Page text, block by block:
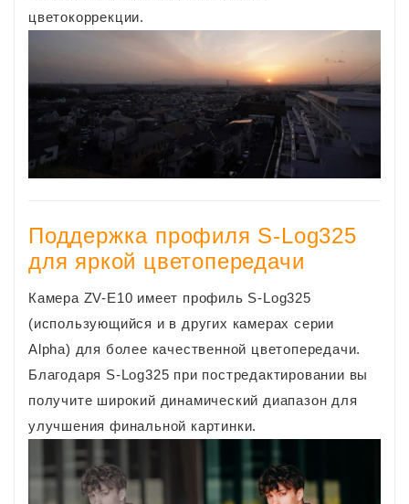
цветокоррекции.
Поддержка профиля S-Log325
для яркой цветопередачи
Камера ZV-E10 имеет профиль S-Log325
(использующийся и в других камерах серии
Alpha) для более качественной цветопередачи.
Благодаря S-Log325 при постредактировании вы
получите широкий динамический диапазон для
улучшения финальной картинки.